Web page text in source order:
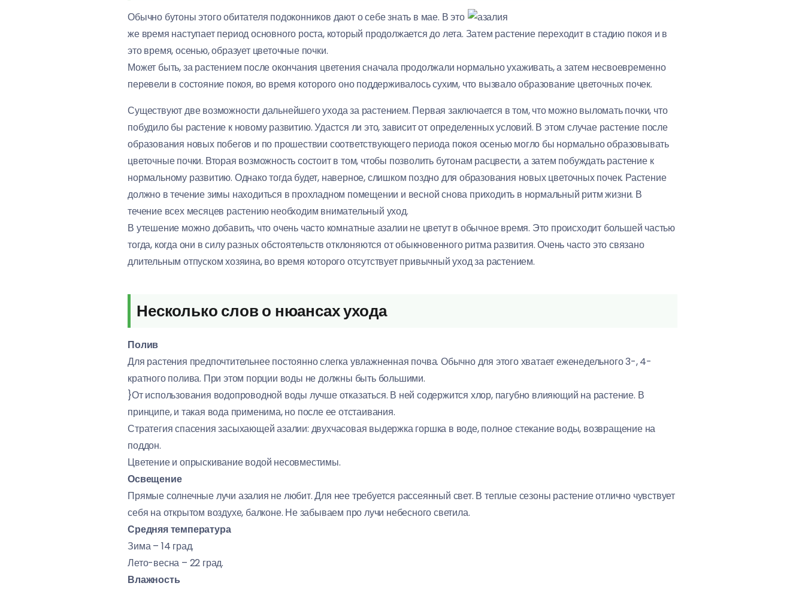
Обычно бутоны этого обитателя подоконников дают о себе знать в мае. В это
же время наступает период основного роста, который продолжается до лета. Затем растение переходит в стадию покоя и в
это время, осенью, образует цветочные почки.
Может быть, за растением после окончания цветения сначала продолжали нормально ухаживать, а затем несвоевременно
перевели в состояние покоя, во время которого оно поддерживалось сухим, что вызвало образование цветочных почек.
Существуют две возможности дальнейшего ухода за растением. Первая заключается в том, что можно выломать почки, что
побудило бы растение к новому развитию. Удастся ли это, зависит от определенных условий. В этом случае растение после
образования новых побегов и по прошествии соответствующего периода покоя осенью могло бы нормально образовывать
цветочные почки. Вторая возможность состоит в том, чтобы позволить бутонам расцвести, а затем побуждать растение к
нормальному развитию. Однако тогда будет, наверное, слишком поздно для образования новых цветочных почек. Растение
должно в течение зимы находиться в прохладном помещении и весной снова приходить в нормальный ритм жизни. В
течение всех месяцев растению необходим внимательный уход.
В утешение можно добавить, что очень часто комнатные азалии не цветут в обычное время. Это происходит большей частью
тогда, когда они в силу разных обстоятельств отклоняются от обыкновенного ритма развития. Очень часто это связано
длительным отпуском хозяина, во время которого отсутствует привычный уход за растением.
Несколько слов о нюансах ухода
Полив
Для растения предпочтительнее постоянно слегка увлажненная почва. Обычно для этого хватает еженедельного 3-, 4-
кратного полива. При этом порции воды не должны быть большими.
}От использования водопроводной воды лучше отказаться. В ней содержится хлор, пагубно влияющий на растение. В
принципе, и такая вода применима, но после ее отстаивания.
Стратегия спасения засыхающей азалии: двухчасовая выдержка горшка в воде, полное стекание воды, возвращение на
поддон.
Цветение и опрыскивание водой несовместимы.
Освещение
Прямые солнечные лучи азалия не любит. Для нее требуется рассеянный свет. В теплые сезоны растение отлично чувствует
себя на открытом воздухе, балконе. Не забываем про лучи небесного светила.
Средняя температура
Зима – 14 град.
Лето-весна – 22 град.
Влажность